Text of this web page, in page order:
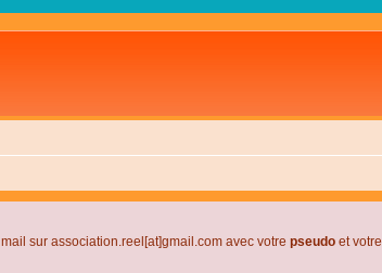
sur association.reel[at]gmail.com avec votre pseudo et votre